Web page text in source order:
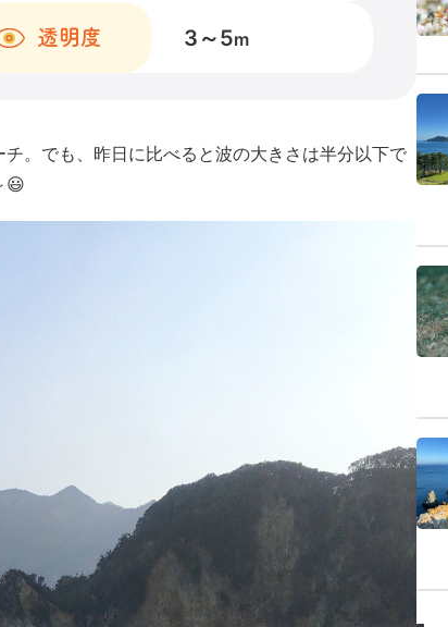
透明度 3～5m
。でも、昨日に比べると波の大きさは半分以下で
😃